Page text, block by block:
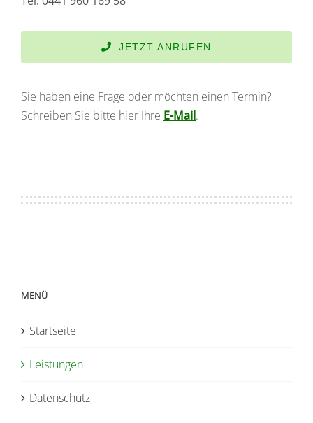
JETZT ANRUFEN
Sie haben eine Frage oder möchten einen Termin?
Schreiben Sie bitte hier Ihre E-Mail.
MENÜ
Startseite
Leistungen
Datenschutz